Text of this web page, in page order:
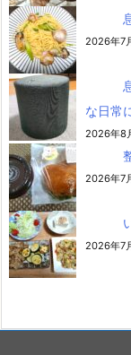
2026年7
な日常
2026年8
2026年7
2026年7